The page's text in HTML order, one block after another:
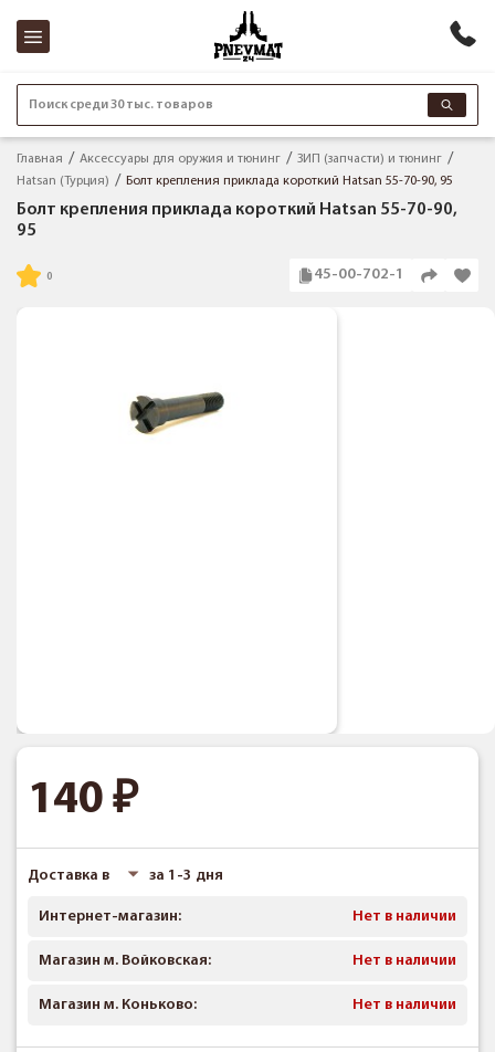
Поиск среди 30 тыс. товаров
Главная Аксессуары для оружия и тюнинг
ЗИП (запчасти) и тюнинг
Hatsan (Турция)
Болт крепления приклада короткий Hatsan 55-70-90, 95
Болт крепления приклада короткий Hatsan 55-70-90,
95
45-00-702-1
140
Доставка в за 1-3 дня
Интернет-магазин: Нет в наличии
Магазин м. Войковская: Нет в наличии
Магазин м. Коньково: Нет в наличии